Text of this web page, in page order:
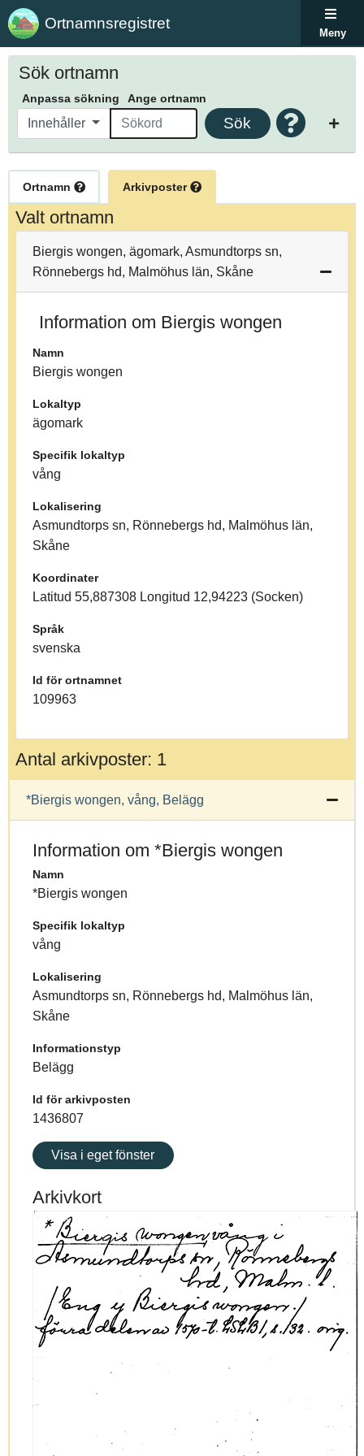
Ortnamnsregistret
Meny
Sök ortnamn
Anpassa sökning Ange ortnamn
Innehåller Sök
Ortnamn Arkivposter
Valt ortnamn
Biergis wongen, ägomark, Asmundtorps sn,
Rönnebergs hd, Malmöhus län, Skåne
Information om Biergis wongen
Namn
Biergis wongen
Lokaltyp
ägomark
Specifik lokaltyp
vång
Lokalisering
Asmundtorps sn, Rönnebergs hd, Malmöhus län,
Skåne
Koordinater
Latitud 55,887308 Longitud 12,94223 (Socken)
Språk
svenska
Id för ortnamnet
109963
Antal arkivposter: 1
*Biergis wongen, vång, Belägg
Information om *Biergis wongen
Namn
*Biergis wongen
Specifik lokaltyp
vång
Lokalisering
Asmundtorps sn, Rönnebergs hd, Malmöhus län,
Skåne
Informationstyp
Belägg
Id för arkivposten
1436807
Visa i eget fönster
Arkivkort